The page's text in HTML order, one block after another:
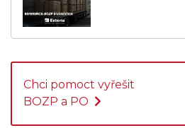
Chci pomoct vyřešit
BOZP a PO